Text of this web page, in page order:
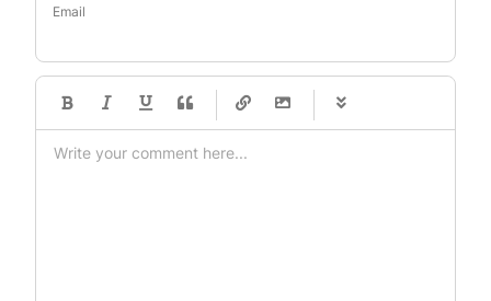
Email
-
-
-
-